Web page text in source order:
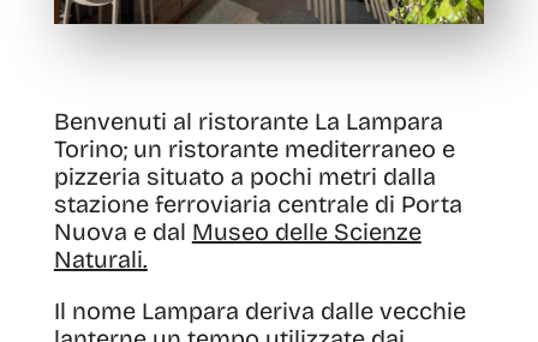
Benvenuti al ristorante La Lampara
Torino; un ristorante mediterraneo e
pizzeria situato a pochi metri dalla
stazione ferroviaria centrale di Porta
Nuova e dal Museo delle Scienze
Naturali.
Il nome Lampara deriva dalle vecchie